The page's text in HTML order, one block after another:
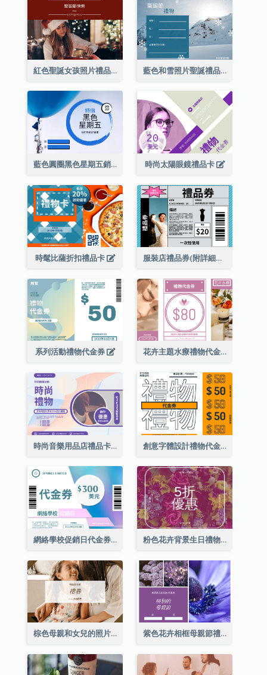
紅色聖誕女孩照片禮品卡 藍色和雪照片聖誕禮品卡
藍色圓圈黑色星期五銷售禮品卡 時尚太陽眼鏡禮品卡
時髦比薩折扣禮品卡 服裝店禮品券(附詳細資訊)
系列活動禮物代金券 花卉主題水療禮物代金券
時尚音樂用品店禮品卡 創意字體設計禮物代金券
網絡學校促銷日代金券 粉色花卉背景生日禮物卡
棕色母親和女兒的照片母親節的禮品卡 紫色花卉相框母親節禮品卡